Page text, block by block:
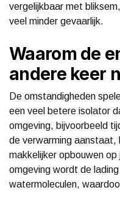
vergelijkbaar met
veel minder gevaarlijk.
Waarom de
andere keer
De omstandigheden
een veel betere isolator
omgeving, bijvoorbeeld
de verwarming
makkelijker opbouwen
omgeving wordt de
watermoleculen,